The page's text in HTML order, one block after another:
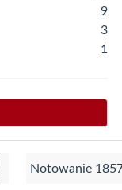
9
3
1
Notowanie